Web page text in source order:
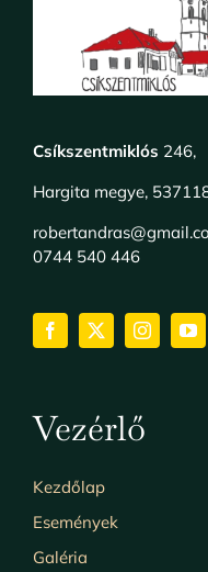
Csíkszentmiklós 246,
Hargita megye,
0744 540 446
Vezérlő
Kezdőlap
Események
Galéria